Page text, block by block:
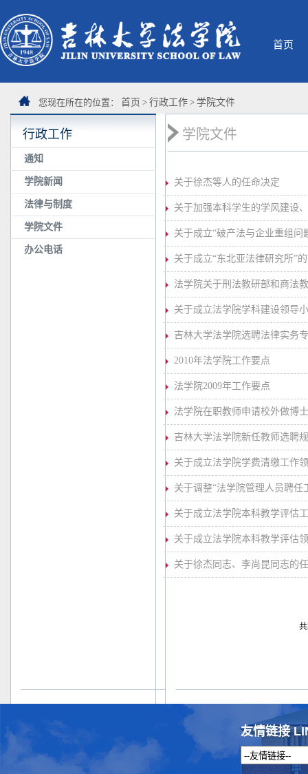
首页
您现在所在的位置： 首页 > 行政工作 > 学院文件
行政工作
通知
学院新闻
法律与制度
学院文件
办公电话
学院文件
关于徐杰等人的任命决定
关于加强本科学生的学风建设
关于成立“破产法与企业重组问
关于成立“东北亚法律研究所”
法学院关于刑法教研部和商法
关于成立法学院学科建设领导
吉林大学法学院选聘法律实务
2010年法学院工作要点
法学院2009年工作要点
法学院在职教师申请校外做博
吉林大学法学院新任教师选聘
关于成立法学院学费清缴工作
关于调整“法学院管理人员聘任
关于成立法学院本科教学评估
关于成立法学院本科教学评估
关于徐杰同志、李尚昆同志的
友情链接